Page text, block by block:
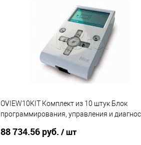
К сравнению
Под заказ
OVIEW10KIT Комплект из 10 штук Блок
программирования, управления и
88 734.56 руб. / шт